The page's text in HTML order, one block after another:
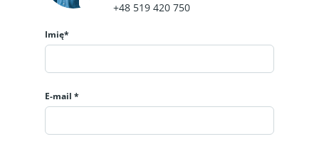
+48 519 420 750
Imię*
E-mail *